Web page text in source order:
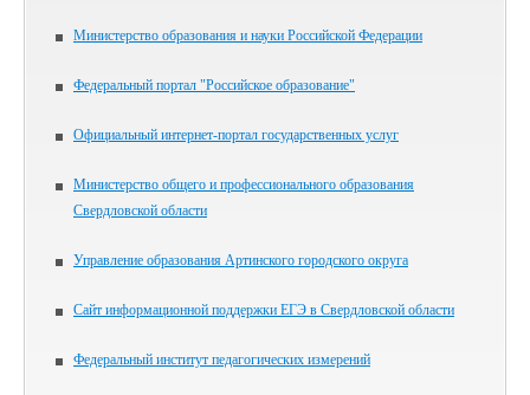
Министерство образования и науки Российской Федерации
Федеральный портал "Российское образование"
Официальный интернет-портал государственных услуг
Министерство общего и профессионального образования
Свердловской области
Управление образования Артинского городского округа
Сайт информационной поддержки ЕГЭ в Свердловской области
Федеральный институт педагогических измерений